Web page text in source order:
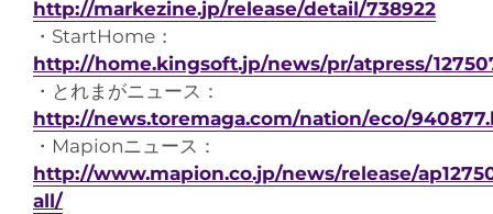
http://markezine.jp/release/detail/738922
・StartHome：
http://home.kingsoft.jp/news/pr/atpress/
・とれまがニュース：
http://news.toremaga.com/nation/eco/
・Mapionニュース：
http://www.mapion.co.jp/news/release/
all/